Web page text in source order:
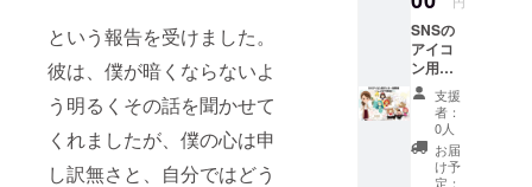
という報告を受けました。
彼は、僕が暗くならないよ
う明るくその話を聞かせて
くれましたが、僕の心は申
し訳無さと、自分ではどう
似顔絵
を書き
ます。
SNSの
アイコ
ン用に
あなた
の似顔
絵アバ
ターは
いかが
です
支援
者：
0人
お届
け予
定：